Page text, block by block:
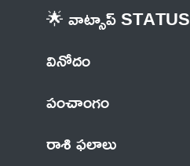
🌟 వాట్సాప్ STATUS
వినోదం
పంచాంగం
రాశి ఫలాలు